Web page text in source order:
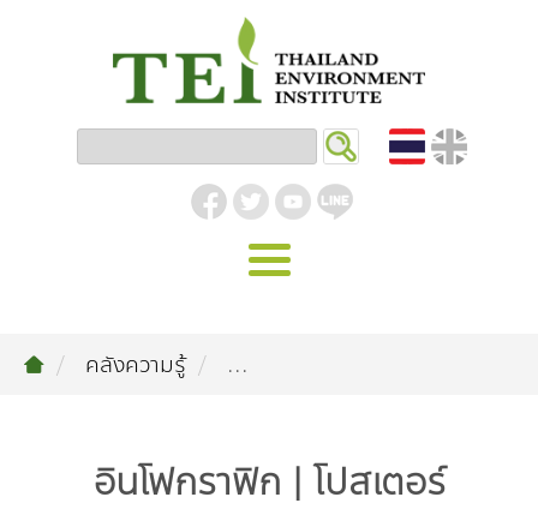
รู้จัก ม.ส.ท.
โครงสร้างองค์กร
สิ่งแวดล้อมอุตสาหกรรม
คลังความรู้
คลังความรู้ ...
อินโฟกราฟิก | โปสเตอร์